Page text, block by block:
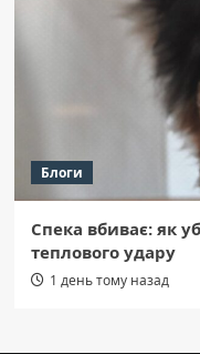
Блоги
Спека вбиває: як
теплового удару
1 день тому назад